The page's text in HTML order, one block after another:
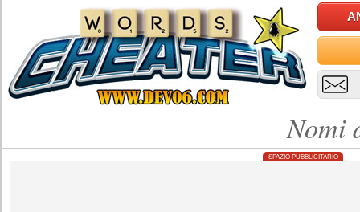
Nomi
SPAZIO PUBBLICITARIO